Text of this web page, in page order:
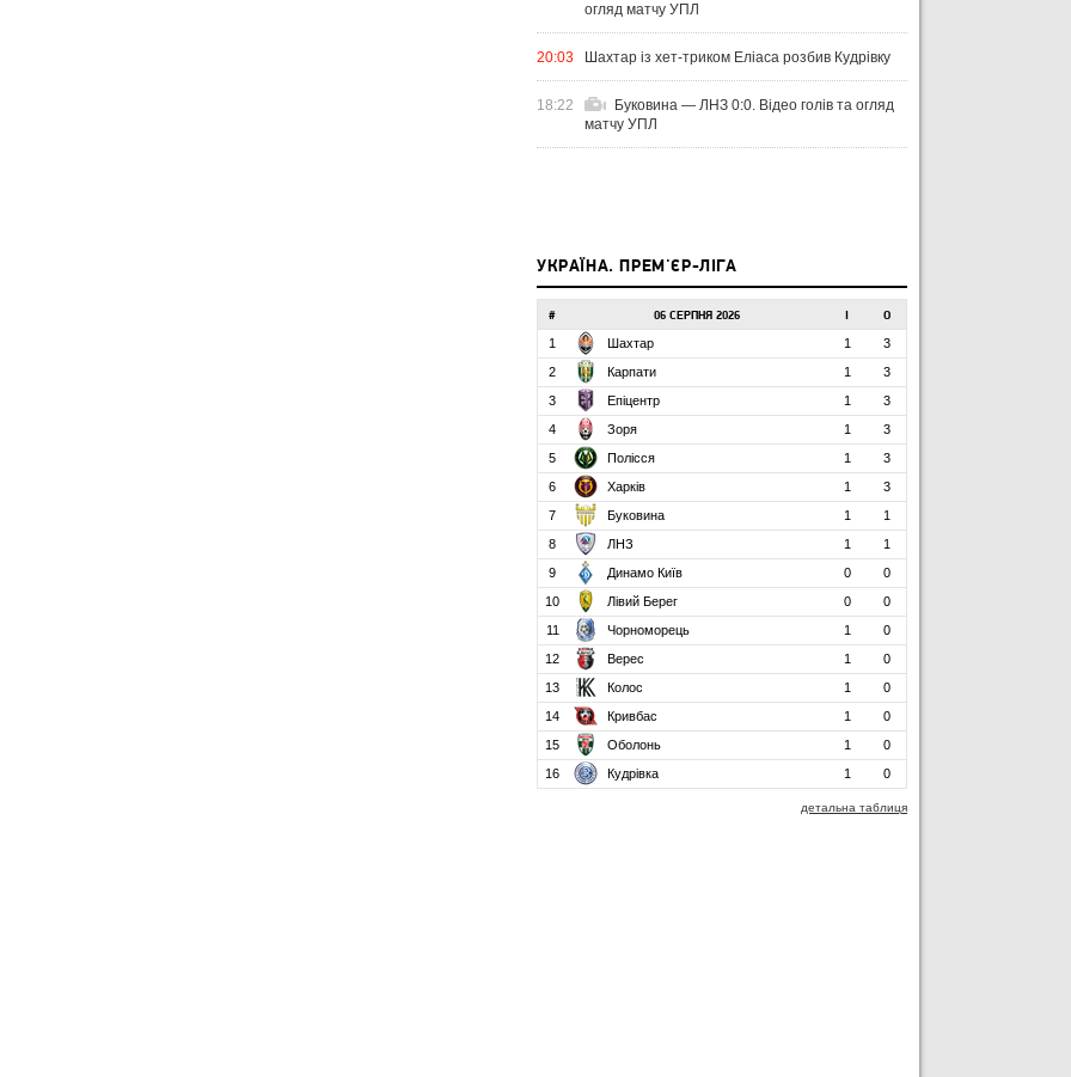
огляд матчу УПЛ
20:03 Шахтар із хет-триком Еліаса розбив Кудрівку
18:22
Буковина — ЛНЗ 0:0. Відео голів та огляд
матчу УПЛ
УКРАЇНА. ПРЕМ'ЄР-ЛІГА
# 06 СЕРПНЯ 2026 О
1 Шахтар 1
3
2
Карпати 1
3
3
Епіцентр 1
3
4
Зоря 1
3
5
Полісся 1
3
6
Харків 1
3
7
Буковина 1
1
8
ЛНЗ 1
1
9
Динамо Київ 0
0
10
Лівий Берег 0
0
11
Чорноморець 1
0
12
Верес 1
0
13
Колос 1
0
14
Кривбас 1
0
15
Оболонь 1
0
16
Кудрівка 1 0
детальна таблиця